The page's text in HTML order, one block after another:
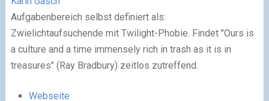
Aufgabenbereich selbst definiert als:
Zwielichtaufsuchende mit Twilight-Phobie. Findet "Ours is
a culture and a time immensely rich in trash as it is in
treasures" (Ray Bradbury) zeitlos zutreffend.
Webseite